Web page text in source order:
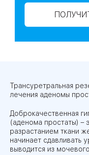
Трансуретральная
лечения аденомы
Доброкачественная
(аденома простаты) –
разрастанием ткани
начинает сдавливать
выводится из